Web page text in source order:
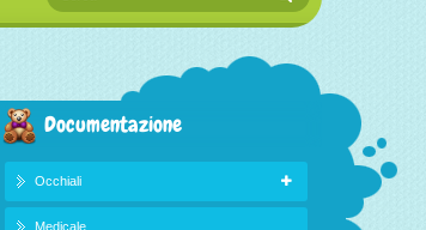
Documentazione
Occhiali
Medicale